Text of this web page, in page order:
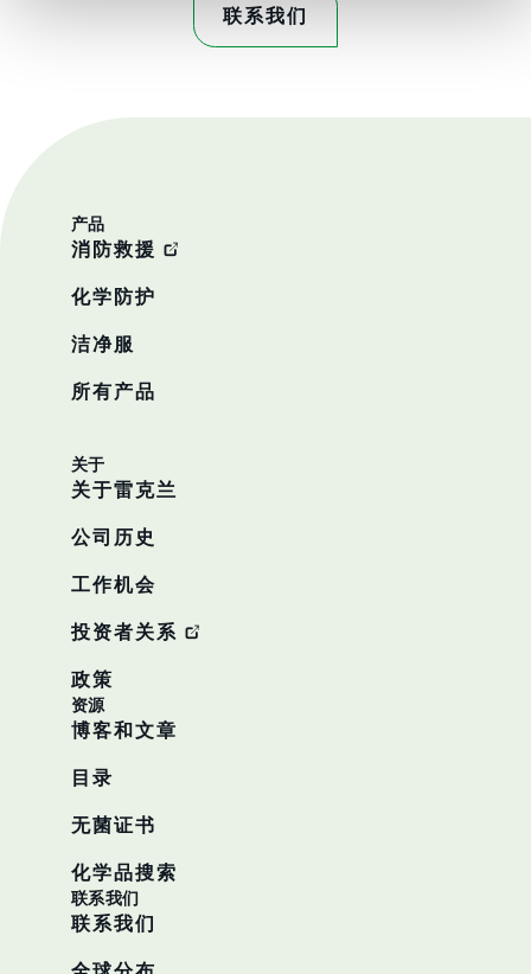
联系我们
产品
消防救援
化学防护
洁净服
所有产品
关于
关于雷克兰
公司历史
工作机会
投资者关系
政策
资源
博客和文章
目录
无菌证书
化学品搜索
联系我们
联系我们